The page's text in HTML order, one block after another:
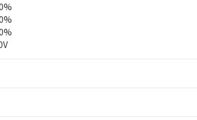
条件
況
み：EU RoHS指令（10物質）の非含有に対応し
EU RoHS指令（10物質）の非含有に対応した
し：EU RoHS指令（10物質）の非含有に非対
中：EU RoHS指令（10物質）の非含有の対応
ライセンス料など無形物で、有害物質有無と関
表